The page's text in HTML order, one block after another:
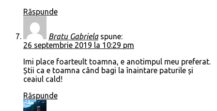
Răspunde
Bratu Gabriela spune:
26 septembrie 2019 la 10:29 pm
Imi place foarteult toamna, e anotimpul meu preferat.
Știi ca e toamna când bagi la înaintare paturile și
ceaiul cald!
Răspunde